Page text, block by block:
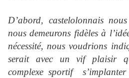
D’abord, castelolonnais
nous demeurons fidèles à
nécessité, nous voudrions
serait avec un vif plaisir
complexe sportif